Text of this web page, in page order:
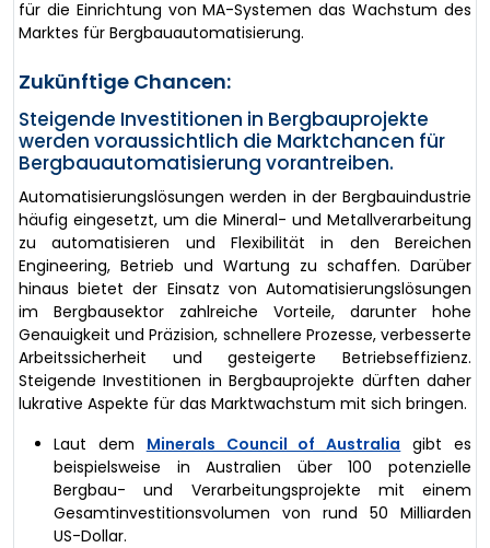
für die Einrichtung von MA-Systemen das Wachstum des
Marktes für Bergbauautomatisierung.
Zukünftige Chancen:
Steigende Investitionen in Bergbauprojekte
werden voraussichtlich die Marktchancen für
Bergbauautomatisierung vorantreiben.
Automatisierungslösungen werden in der Bergbauindustrie
häufig eingesetzt, um die Mineral- und Metallverarbeitung
zu automatisieren und Flexibilität in den Bereichen
Engineering, Betrieb und Wartung zu schaffen. Darüber
hinaus bietet der Einsatz von Automatisierungslösungen
im Bergbausektor zahlreiche Vorteile, darunter hohe
Genauigkeit und Präzision, schnellere Prozesse, verbesserte
Arbeitssicherheit und gesteigerte Betriebseffizienz.
Steigende Investitionen in Bergbauprojekte dürften daher
lukrative Aspekte für das Marktwachstum mit sich bringen.
Laut dem Minerals Council of Australia gibt es
beispielsweise in Australien über 100 potenzielle
Bergbau- und Verarbeitungsprojekte mit einem
Gesamtinvestitionsvolumen von rund 50 Milliarden
US-Dollar.